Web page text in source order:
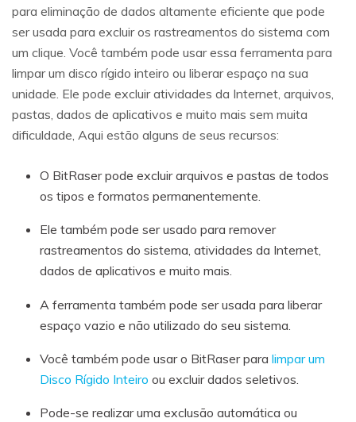
para eliminação de dados altamente eficiente que pode
ser usada para excluir os rastreamentos do sistema com
um clique. Você também pode usar essa ferramenta para
limpar um disco rígido inteiro ou liberar espaço na sua
unidade. Ele pode excluir atividades da Internet, arquivos,
pastas, dados de aplicativos e muito mais sem muita
dificuldade, Aqui estão alguns de seus recursos:
O BitRaser pode excluir arquivos e pastas de todos
os tipos e formatos permanentemente.
Ele também pode ser usado para remover
rastreamentos do sistema, atividades da Internet,
dados de aplicativos e muito mais.
A ferramenta também pode ser usada para liberar
espaço vazio e não utilizado do seu sistema.
Você também pode usar o BitRaser para limpar um
Disco Rígido Inteiro ou excluir dados seletivos.
Pode-se realizar uma exclusão automática ou